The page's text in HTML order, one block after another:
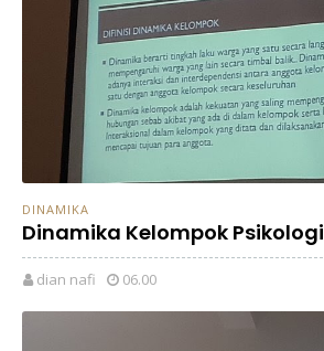
DINAMIKA
Dinamika Kelompok Psikologi
dian nafi 06.00